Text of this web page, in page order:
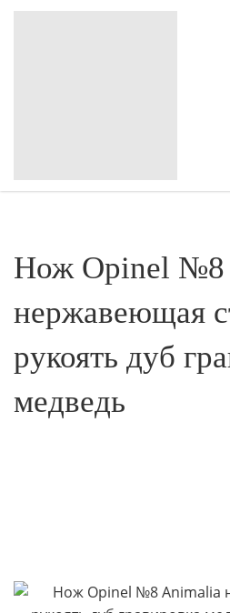
Нож Opinel №8
нержавеющая
рукоять дуб
медведь